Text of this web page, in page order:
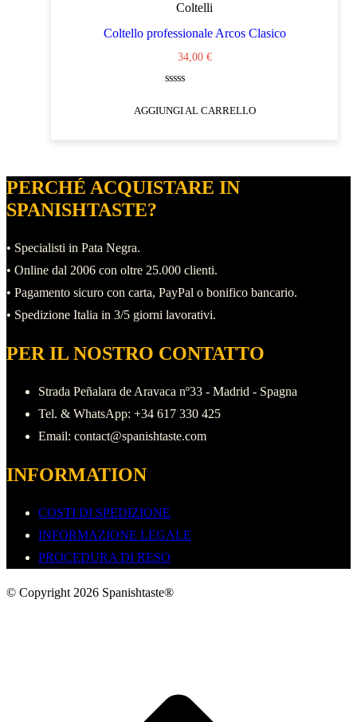
Coltelli
Coltello professionale Arcos Clasico
34,00 €
0
su
AGGIUNGI AL CARRELLO
PERCHÉ ACQUISTARE IN
SPANISHTASTE?
• Specialisti in Pata Negra.
• Online dal 2006 con oltre 25.000 clienti.
• Pagamento sicuro con carta, PayPal o bonifico bancario.
• Spedizione Italia in 3/5 giorni lavorativi.
PER IL NOSTRO CONTATTO
Strada Peñalara de Aravaca nº33 - Madrid - Spagna
Tel. & WhatsApp: +34 617 330 425
Email: contact@spanishtaste.com
INFORMATION
COSTI DI SPEDIZIONE
INFORMAZIONE LEGALE
PROCEDURA DI RESO
© Copyright 2026 Spanishtaste®